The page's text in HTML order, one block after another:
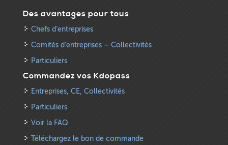
Des avantages pour tous
Chefs d’entreprises
Comités d’entreprises – Collectivités
Particuliers
Commandez vos Kdopass
Entreprises, CE, Collectivités
Particuliers
Voir la FAQ
Téléchargez le bon de commande